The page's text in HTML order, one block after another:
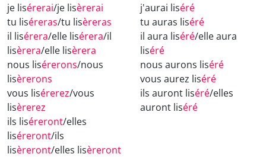
je lisérerai/je lisèrerai
tu liséreras/tu lisèreras
il lisérera/elle lisérera/il
lisèrera/elle lisèrera
nous lisérerons/nous
lisèrerons
vous lisérerez/vous
lisèrerez
ils liséreront/elles
liséreront/ils
lisèreront/elles lisèreront
j'aurai liséré
tu auras liséré
il aura liséré/elle aura
liséré
nous aurons liséré
vous aurez liséré
ils auront liséré/elles
auront liséré